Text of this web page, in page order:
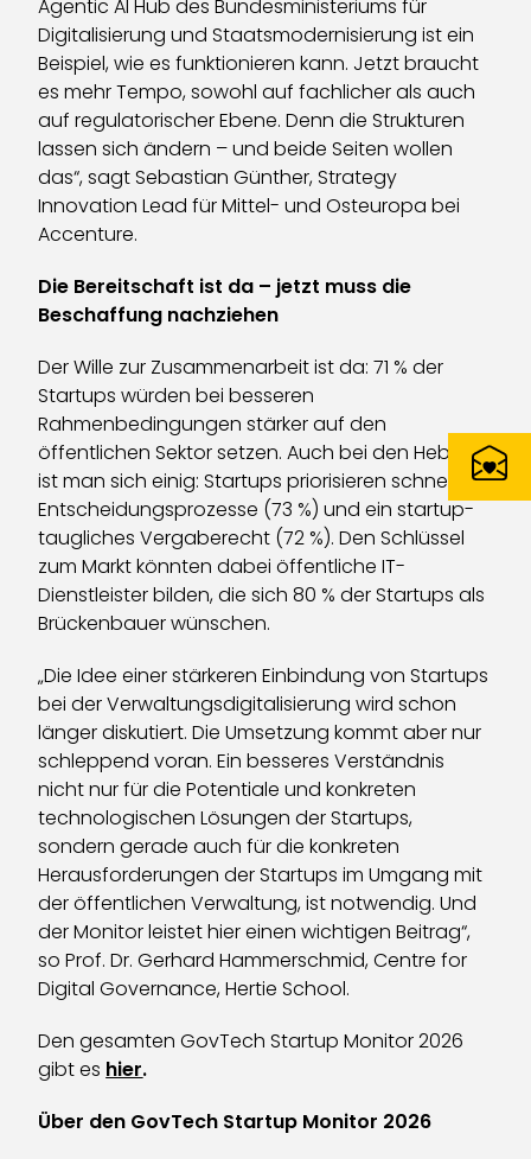
Agentic AI Hub des Bundesministeriums für
Digitalisierung und Staatsmodernisierung ist ein
Beispiel, wie es funktionieren kann. Jetzt braucht
es mehr Tempo, sowohl auf fachlicher als auch
auf regulatorischer Ebene. Denn die Strukturen
lassen sich ändern – und beide Seiten wollen
das“, sagt Sebastian Günther, Strategy
Innovation Lead für Mittel- und Osteuropa bei
Accenture.
Die Bereitschaft ist da – jetzt muss die
Beschaffung nachziehen
Der Wille zur Zusammenarbeit ist da: 71 % der
Startups würden bei besseren
Rahmenbedingungen stärker auf den
öffentlichen Sektor setzen. Auch bei den Hebeln
ist man sich einig: Startups priorisieren schnellere
Entscheidungsprozesse (73 %) und ein startup-
taugliches Vergaberecht (72 %). Den Schlüssel
zum Markt könnten dabei öffentliche IT-
Dienstleister bilden, die sich 80 % der Startups als
Brückenbauer wünschen.
„Die Idee einer stärkeren Einbindung von Startups
bei der Verwaltungsdigitalisierung wird schon
länger diskutiert. Die Umsetzung kommt aber nur
schleppend voran. Ein besseres Verständnis
nicht nur für die Potentiale und konkreten
technologischen Lösungen der Startups,
sondern gerade auch für die konkreten
Herausforderungen der Startups im Umgang mit
der öffentlichen Verwaltung, ist notwendig. Und
der Monitor leistet hier einen wichtigen Beitrag“,
so Prof. Dr. Gerhard Hammerschmid, Centre for
Digital Governance, Hertie School.
Den gesamten GovTech Startup Monitor 2026
gibt es hier.
Über den GovTech Startup Monitor 2026